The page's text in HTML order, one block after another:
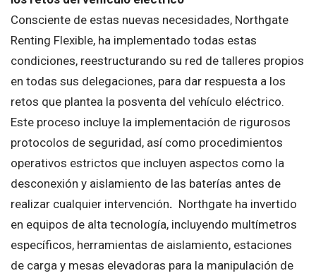
Consciente de estas nuevas necesidades, Northgate
Renting Flexible, ha implementado todas estas
condiciones, reestructurando su red de talleres propios
en todas sus delegaciones, para dar respuesta a los
retos que plantea la posventa del vehículo eléctrico.
Este proceso incluye la implementación de rigurosos
protocolos de seguridad, así como procedimientos
operativos estrictos que incluyen aspectos como la
desconexión y aislamiento de las baterías antes de
realizar cualquier intervención. Northgate ha invertido
en equipos de alta tecnología, incluyendo multímetros
específicos, herramientas de aislamiento, estaciones
de carga y mesas elevadoras para la manipulación de